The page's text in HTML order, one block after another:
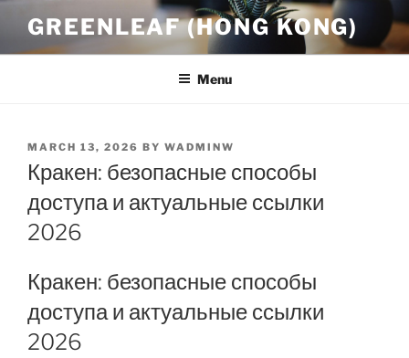
content
GREENLEAF (HONG KONG)
Menu
POSTED
ON
MARCH 13, 2026 BY WADMINW
Кракен: безопасные способы
доступа и актуальные ссылки
2026
Кракен: безопасные способы
доступа и актуальные ссылки
2026